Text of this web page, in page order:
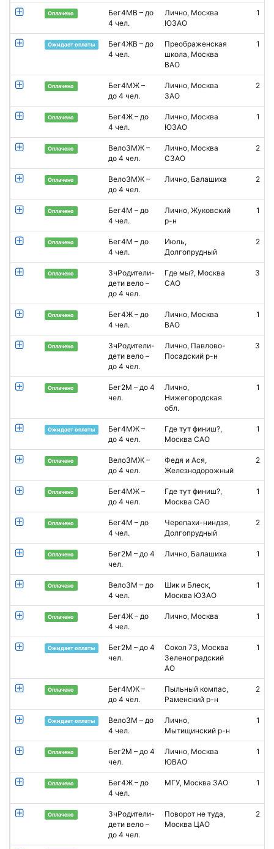
Оплачено
Бег4МВ – до
4 чел.
Лично, Москва
ЮЗАО
1
Ожидает оплаты
Бег4ЖВ – до
4 чел.
Преображенская
школа, Москва
ВАО
1
Оплачено
Бег4МЖ –
до 4 чел.
Лично, Москва
ЗАО
2
Оплачено
Бег4Ж – до
4 чел.
Лично, Москва
ЮЗАО
1
Оплачено
Вело3МЖ –
до 4 чел.
Лично, Москва
СЗАО
2
Оплачено
Вело3МЖ –
до 4 чел.
Лично, Балашиха 2
Оплачено
Бег4М – до
4 чел.
Лично, Жуковский
р-н
1
Оплачено
Бег4М – до
4 чел.
Июль,
Долгопрудный
2
Оплачено
3чРодители-
дети вело –
до 4 чел.
Где мы?, Москва
САО
3
Оплачено
Бег4Ж – до
4 чел.
Лично, Москва
ВАО
1
Оплачено
3чРодители-
дети вело –
до 4 чел.
Лично, Павлово-
Посадский р-н
3
Оплачено
Бег2М – до 4
чел.
Лично,
Нижегородская
обл.
1
Ожидает оплаты
Бег4МЖ –
до 4 чел.
Где тут финиш?,
Москва САО
1
Оплачено
Вело3МЖ –
до 4 чел.
Федя и Ася,
Железнодорожный
2
Оплачено
Бег4МЖ –
до 4 чел.
Где тут финиш?,
Москва САО
1
Оплачено
Бег4М – до
4 чел.
Черепахи-ниндзя,
Долгопрудный
2
Оплачено
Бег2М – до 4
чел.
Лично, Балашиха 1
Оплачено
Вело3М – до
4 чел.
Шик и Блеск,
Москва ЮЗАО
1
Оплачено
Бег4Ж – до
4 чел.
Лично, Москва 1
Ожидает оплаты
Бег2М – до 4
чел.
Сокол 73, Москва
Зеленоградский
АО
1
Оплачено
Бег4МЖ –
до 4 чел.
Пыльный компас,
Раменский р-н
2
Ожидает оплаты
Вело3М – до
4 чел.
Лично,
Мытищинский р-н
1
Оплачено
Бег2М – до 4
чел.
Лично, Москва
ЮВАО
1
Оплачено
Бег4Ж – до
4 чел.
МГУ, Москва ЗАО 1
Оплачено
3чРодители-
дети вело –
до 4 чел.
Поворот не туда,
Москва ЦАО
2